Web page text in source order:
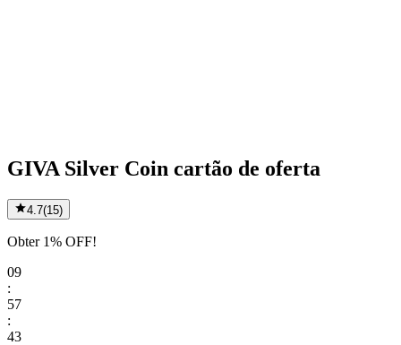
GIVA Silver Coin cartão de oferta
4.7(15)
Obter 1% OFF!
09
:
57
:
43